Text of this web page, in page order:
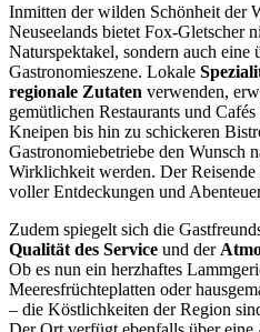
Inmitten der wilden Schönheit der
Neuseelands bietet Fox-Gletscher
Naturspektakel, sondern auch eine
Gastronomieszene. Lokale
regionale Zutaten verwenden,
gemütlichen Restaurants und
Kneipen bis hin zu schickeren
Gastronomiebetriebe den Wunsch
Wirklichkeit werden. Der
voller Entdeckungen und
Zudem spiegelt sich die
Qualität des Service und der
Ob es nun ein herzhaftes
Meeresfrüchteplatten oder
– die Köstlichkeiten der Region